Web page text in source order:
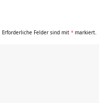
Erforderliche Felder sind mit * markiert.